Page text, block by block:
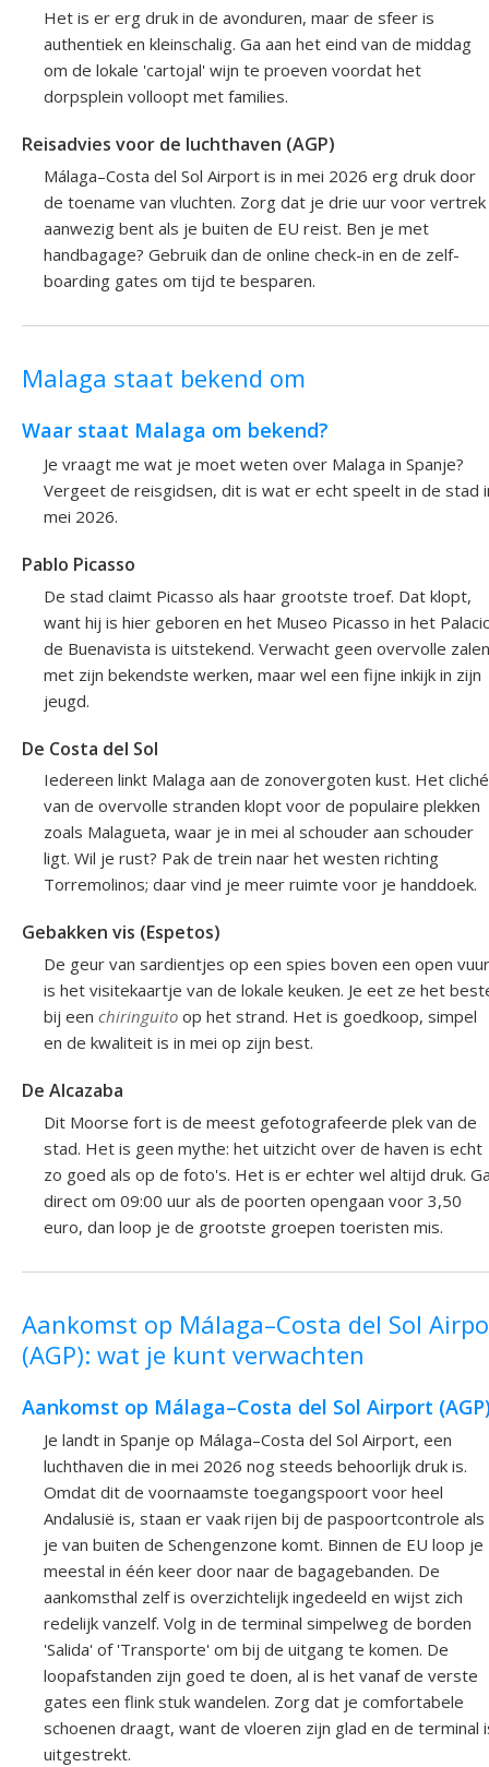
Het is er erg druk in de avonduren, maar de sfeer is
authentiek en kleinschalig. Ga aan het eind van de middag
om de lokale 'cartojal' wijn te proeven voordat het
dorpsplein volloopt met families.
Reisadvies voor de luchthaven (AGP)
Málaga–Costa del Sol Airport is in mei 2026 erg druk door
de toename van vluchten. Zorg dat je drie uur voor vertrek
aanwezig bent als je buiten de EU reist. Ben je met
handbagage? Gebruik dan de online check-in en de zelf-
boarding gates om tijd te besparen.
Malaga staat bekend om
Waar staat Malaga om bekend?
Je vraagt me wat je moet weten over Malaga in Spanje?
Vergeet de reisgidsen, dit is wat er echt speelt in de stad
mei 2026.
Pablo Picasso
De stad claimt Picasso als haar grootste troef. Dat klopt,
want hij is hier geboren en het Museo Picasso in het
de Buenavista is uitstekend. Verwacht geen overvolle zalen
met zijn bekendste werken, maar wel een fijne inkijk in zijn
jeugd.
De Costa del Sol
Iedereen linkt Malaga aan de zonovergoten kust. Het cliché
van de overvolle stranden klopt voor de populaire plekken
zoals Malagueta, waar je in mei al schouder aan schouder
ligt. Wil je rust? Pak de trein naar het westen richting
Torremolinos; daar vind je meer ruimte voor je handdoek.
Gebakken vis (Espetos)
De geur van sardientjes op een spies boven een open vuur
is het visitekaartje van de lokale keuken. Je eet ze het
bij een chiringuito op het strand. Het is goedkoop, simpel
en de kwaliteit is in mei op zijn best.
De Alcazaba
Dit Moorse fort is de meest gefotografeerde plek van de
stad. Het is geen mythe: het uitzicht over de haven is echt
zo goed als op de foto's. Het is er echter wel altijd druk.
direct om 09:00 uur als de poorten opengaan voor 3,50
euro, dan loop je de grootste groepen toeristen mis.
Aankomst op Málaga–Costa del Sol
(AGP): wat je kunt verwachten
Aankomst op Málaga–Costa del Sol Airport
Je landt in Spanje op Málaga–Costa del Sol Airport, een
luchthaven die in mei 2026 nog steeds behoorlijk druk is.
Omdat dit de voornaamste toegangspoort voor heel
Andalusië is, staan er vaak rijen bij de paspoortcontrole als
je van buiten de Schengenzone komt. Binnen de EU loop je
meestal in één keer door naar de bagagebanden. De
aankomsthal zelf is overzichtelijk ingedeeld en wijst zich
redelijk vanzelf. Volg in de terminal simpelweg de borden
'Salida' of 'Transporte' om bij de uitgang te komen. De
loopafstanden zijn goed te doen, al is het vanaf de verste
gates een flink stuk wandelen. Zorg dat je comfortabele
schoenen draagt, want de vloeren zijn glad en de terminal
uitgestrekt.